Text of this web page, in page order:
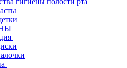
гигиены полости рта